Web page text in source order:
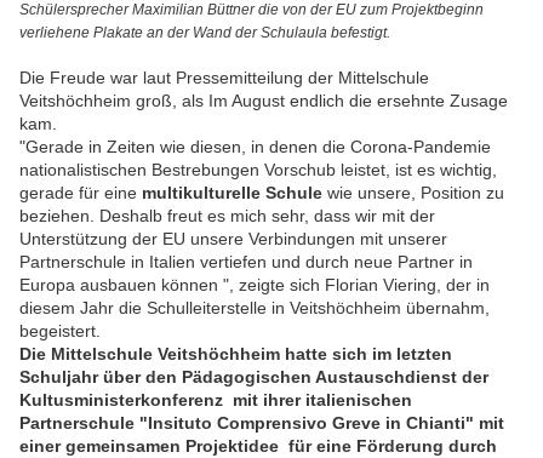
Schülersprecher Maximilian Büttner die von der EU zum Projektbeginn
verliehene Plakate an der Wand der Schulaula befestigt.
Die Freude war laut Pressemitteilung der Mittelschule
Veitshöchheim groß, als Im August endlich die ersehnte Zusage
kam.
"Gerade in Zeiten wie diesen, in denen die Corona-Pandemie
nationalistischen Bestrebungen Vorschub leistet, ist es wichtig,
gerade für eine multikulturelle Schule wie unsere, Position zu
beziehen. Deshalb freut es mich sehr, dass wir mit der
Unterstützung der EU unsere Verbindungen mit unserer
Partnerschule in Italien vertiefen und durch neue Partner in
Europa ausbauen können ", zeigte sich Florian Viering, der in
diesem Jahr die Schulleiterstelle in Veitshöchheim übernahm,
begeistert.
Die Mittelschule Veitshöchheim hatte sich im letzten
Schuljahr über den Pädagogischen Austauschdienst der
Kultusministerkonferenz mit ihrer italienischen
Partnerschule "Insituto Comprensivo Greve in Chianti" mit
einer gemeinsamen Projektidee für eine Förderung durch